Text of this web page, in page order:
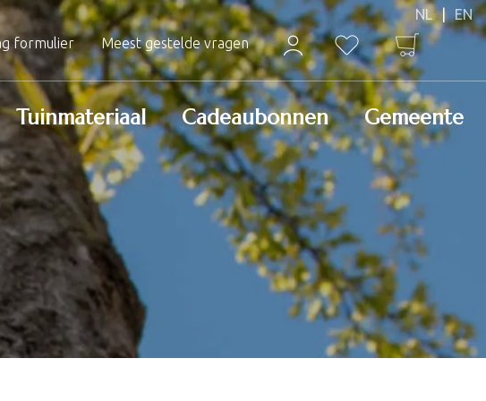
formulier Meest gestelde vragen
Tuinmateriaal Cadeaubonnen Gemeente